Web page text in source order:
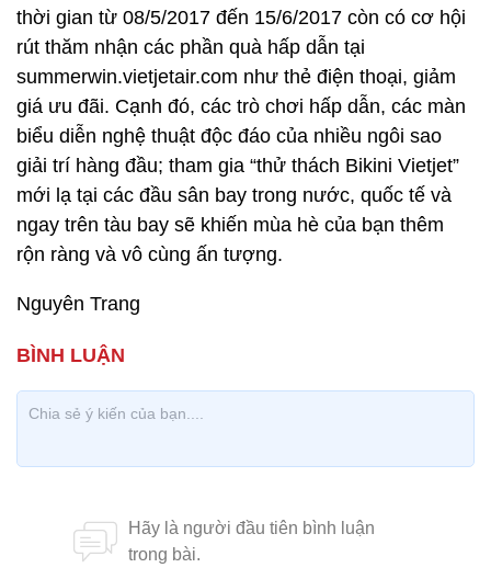
thời gian từ 08/5/2017 đến 15/6/2017 còn có cơ hội
rút thăm nhận các phần quà hấp dẫn tại
summerwin.vietjetair.com như thẻ điện thoại, giảm
giá ưu đãi. Cạnh đó, các trò chơi hấp dẫn, các màn
biểu diễn nghệ thuật độc đáo của nhiều ngôi sao
giải trí hàng đầu; tham gia “thử thách Bikini Vietjet”
mới lạ tại các đầu sân bay trong nước, quốc tế và
ngay trên tàu bay sẽ khiến mùa hè của bạn thêm
rộn ràng và vô cùng ấn tượng.
Nguyên Trang